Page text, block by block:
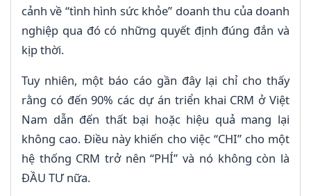
cảnh về “tình hình sức khỏe” doanh thu của doanh
nghiệp qua đó có những quyết định đúng đắn và
kịp thời.
Tuy nhiên, một báo cáo gần đây lại chỉ cho thấy
rằng có đến 90% các dự án triển khai CRM ở Việt
Nam dẫn đến thất bại hoặc hiệu quả mang lại
không cao. Điều này khiến cho việc “CHI” cho một
hệ thống CRM trở nên “PHÍ” và nó không còn là
ĐẦU TƯ nữa.